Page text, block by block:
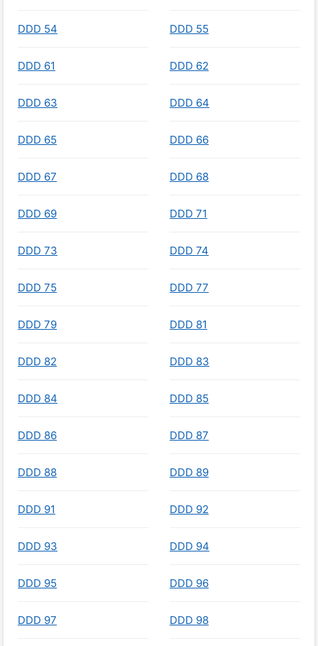
DDD 54 DDD 55
DDD 61 DDD 62
DDD 63 DDD 64
DDD 65 DDD 66
DDD 67 DDD 68
DDD 69 DDD 71
DDD 73 DDD 74
DDD 75 DDD 77
DDD 79 DDD 81
DDD 82 DDD 83
DDD 84 DDD 85
DDD 86 DDD 87
DDD 88 DDD 89
DDD 91 DDD 92
DDD 93 DDD 94
DDD 95 DDD 96
DDD 97 DDD 98